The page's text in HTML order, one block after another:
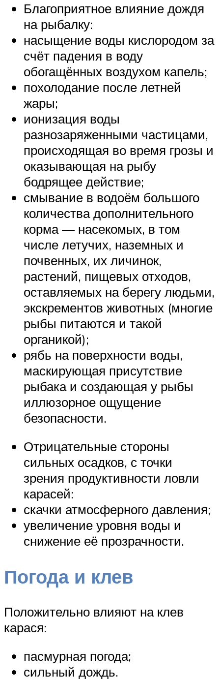
Благоприятное влияние дождя
на рыбалку:
насыщение воды кислородом за
счёт падения в воду
обогащённых воздухом капель;
похолодание после летней
жары;
ионизация воды
разнозаряженными частицами,
происходящая во время грозы и
оказывающая на рыбу
бодрящее действие;
смывание в водоём большого
количества дополнительного
корма — насекомых, в том
числе летучих, наземных и
почвенных, их личинок,
растений, пищевых отходов,
оставляемых на берегу людьми,
экскрементов животных (многие
рыбы питаются и такой
органикой);
рябь на поверхности воды,
маскирующая присутствие
рыбака и создающая у рыбы
иллюзорное ощущение
безопасности.
Отрицательные стороны
сильных осадков, с точки
зрения продуктивности ловли
карасей:
скачки атмосферного давления;
увеличение уровня воды и
снижение её прозрачности.
Погода и клев
Положительно влияют на клев
карася:
пасмурная погода;
сильный дождь.